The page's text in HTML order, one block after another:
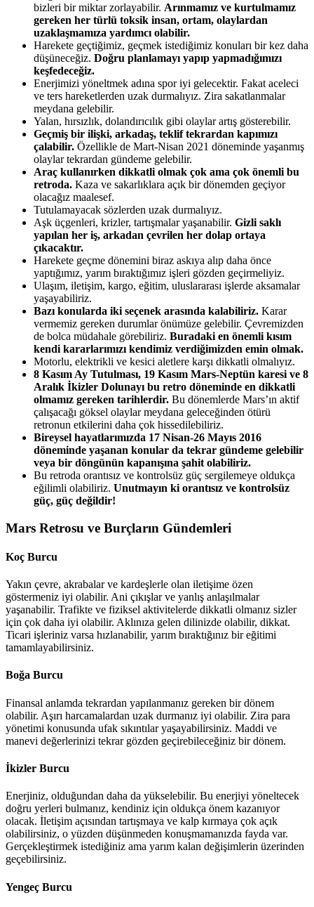
bizleri bir miktar zorlayabilir. Arınmamız ve kurtulmamız
gereken her türlü toksik insan, ortam, olaylardan
uzaklaşmamıza yardımcı olabilir.
Harekete geçtiğimiz, geçmek istediğimiz konuları bir kez daha
düşüneceğiz. Doğru planlamayı yapıp yapmadığımızı
keşfedeceğiz.
Enerjimizi yöneltmek adına spor iyi gelecektir. Fakat aceleci
ve ters hareketlerden uzak durmalıyız. Zira sakatlanmalar
meydana gelebilir.
Yalan, hırsızlık, dolandırıcılık gibi olaylar artış gösterebilir.
Geçmiş bir ilişki, arkadaş, teklif tekrardan kapımızı
çalabilir. Özellikle de Mart-Nisan 2021 döneminde yaşanmış
olaylar tekrardan gündeme gelebilir.
Araç kullanırken dikkatli olmak çok ama çok önemli bu
retroda. Kaza ve sakarlıklara açık bir dönemden geçiyor
olacağız maalesef.
Tutulamayacak sözlerden uzak durmalıyız.
Aşk üçgenleri, krizler, tartışmalar yaşanabilir. Gizli saklı
yapılan her iş, arkadan çevrilen her dolap ortaya
çıkacaktır.
Harekete geçme dönemini biraz askıya alıp daha önce
yaptığımız, yarım bıraktığımız işleri gözden geçirmeliyiz.
Ulaşım, iletişim, kargo, eğitim, uluslararası işlerde aksamalar
yaşayabiliriz.
Bazı konularda iki seçenek arasında kalabiliriz. Karar
vermemiz gereken durumlar önümüze gelebilir. Çevremizden
de bolca müdahale görebiliriz. Buradaki en önemli kısım
kendi kararlarımızı kendimiz verdiğimizden emin olmak.
Motorlu, elektrikli ve kesici aletlere karşı dikkatli olmalıyız.
8 Kasım Ay Tutulması, 19 Kasım Mars-Neptün karesi ve 8
Aralık İkizler Dolunayı bu retro döneminde en dikkatli
olmamız gereken tarihlerdir. Bu dönemlerde Mars’ın aktif
çalışacağı göksel olaylar meydana geleceğinden ötürü
retronun etkilerini daha çok hissedilebiliriz.
Bireysel hayatlarımızda 17 Nisan-26 Mayıs 2016
döneminde yaşanan konular da tekrar gündeme gelebilir
veya bir döngünün kapanışına şahit olabiliriz.
Bu retroda orantısız ve kontrolsüz güç sergilemeye oldukça
eğilimli olabiliriz. Unutmayın ki orantısız ve kontrolsüz
güç, güç değildir!
Mars Retrosu ve Burçların Gündemleri
Koç Burcu
Yakın çevre, akrabalar ve kardeşlerle olan iletişime özen
göstermeniz iyi olabilir. Ani çıkışlar ve yanlış anlaşılmalar
yaşanabilir. Trafikte ve fiziksel aktivitelerde dikkatli olmanız sizler
için çok daha iyi olabilir. Aklınıza gelen dilinizde olabilir, dikkat.
Ticari işleriniz varsa hızlanabilir, yarım bıraktığınız bir eğitimi
tamamlayabilirsiniz.
Boğa Burcu
Finansal anlamda tekrardan yapılanmanız gereken bir dönem
olabilir. Aşırı harcamalardan uzak durmanız iyi olabilir. Zira para
yönetimi konusunda ufak sıkıntılar yaşayabilirsiniz. Maddi ve
manevi değerlerinizi tekrar gözden geçirebileceğiniz bir dönem.
İkizler Burcu
Enerjiniz, olduğundan daha da yükselebilir. Bu enerjiyi yöneltecek
doğru yerleri bulmanız, kendiniz için oldukça önem kazanıyor
olacak. İletişim açısından tartışmaya ve kalp kırmaya çok açık
olabilirsiniz, o yüzden düşünmeden konuşmamanızda fayda var.
Gerçekleştirmek istediğiniz ama yarım kalan değişimlerin üzerinden
geçebilirsiniz.
Yengeç Burcu